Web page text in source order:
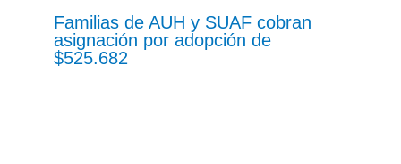
Familias de AUH y SUAF cobran
asignación por adopción de
$525.682